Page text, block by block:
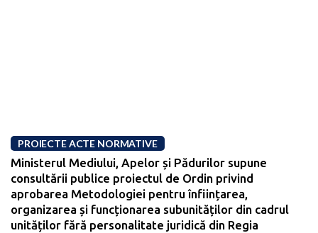
PROIECTE ACTE NORMATIVE
Ministerul Mediului, Apelor și Pădurilor supune
consultării publice proiectul de Ordin privind
aprobarea Metodologiei pentru înființarea,
organizarea și funcționarea subunităților din cadrul
unităților fără personalitate juridică din Regia